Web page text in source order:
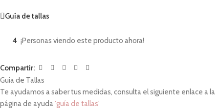
Guía de tallas
4 ¡Personas viendo este producto ahora!
Compartir:
Guía de Tallas
Te ayudamos a saber tus medidas, consulta el siguiente enlace a la
página de ayuda'guía de tallas'